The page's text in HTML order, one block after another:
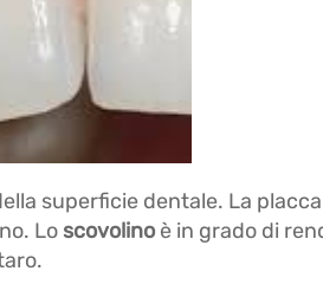
superficie dentale. La
Loscovolino è in grado di